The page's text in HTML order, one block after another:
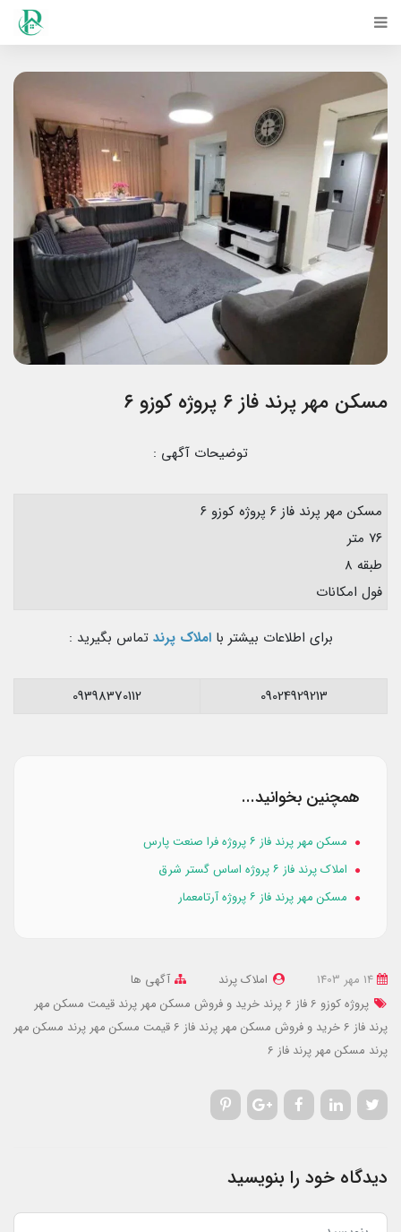
مسکن مهر پرند فاز ۶ پروژه کوزو ۶
توضیحات آگهی :
مسکن مهر پرند فاز ۶ پروژه کوزو ۶
۷۶ متر
طبقه ۸
فول امکانات
برای اطلاعات بیشتر بااملاک پرندتماس بگیرید :
09024929213
09398370112
همچنین بخوانید...
مسکن مهر پرند فاز ۶ پروژه فرا صنعت پارس
املاک پرند فاز ۶ پروژه اساس گستر شرق
مسکن مهر پرند فاز ۶ پروژه آرتامعمار
املاک پرند
آگهی ها
پروژه کوزو 6 فاز 6 پرند
خرید و فروش مسکن مهر پرند قیمت مسکن مهر
پرند فاز 6
خرید و فروش مسکن مهر پرند فاز 6 قیمت مسکن مهر پرند مسکن مهر
پرند مسکن مهر پرند فاز 6
دیدگاه خود را بنویسید